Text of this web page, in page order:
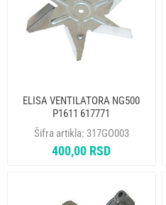
ELISA VENTILATORA NG500
P1611 617771
Šifra artikla: 317GO003
400,00 RSD